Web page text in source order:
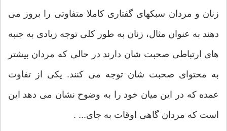
زنان و مردان سبکهای گفتاری کاملا متفاوتی را بروز می
دهند به عنوان مثال، زنان به طور کلی توجه زیادی به جنبه
های ارتباطی صحبت شان دارند در حالی که مردان بیشتر
به محتوای صحبت شان توجه می کنند. یکی از تفاوت
عمده که در این میان خود را به وضوح نشان می دهد این
است که مردان گاهی اوقات به جای... .